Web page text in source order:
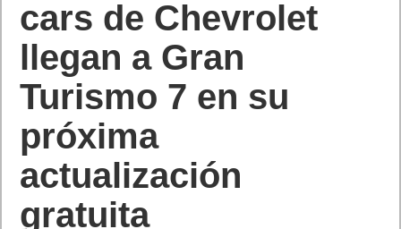
cars de Chevrolet
llegan a Gran
Turismo 7 en su
próxima
actualización
gratuita